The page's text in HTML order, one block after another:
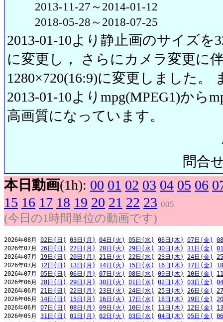
2013-11-27～2014-01-12
2018-05-28～2018-07-25
2013-01-10より静止画のサイズを
に変更し， さらにカメラ変更に
1280×720(16:9)に変更しました。
2013-01-10よりmpg(MPEG1)から
高画質になっています。
問合
本日動画(1h): 00 01 02 03 04 05 06
15 16 17 18 19 20 21 22 23 005
(今日の1時間単位の動画です)
2026年08月 02日(日) 03日(月) 04日(火) 05日(水) 06日(木) 07日(金)
2026年07月 26日(日) 27日(月) 28日(火) 29日(水) 30日(木) 31日(金)
2026年07月 19日(日) 20日(月) 21日(火) 22日(水) 23日(木) 24日(金)
2026年07月 12日(日) 13日(月) 14日(火) 15日(水) 16日(木) 17日(金)
2026年07月 05日(日) 06日(月) 07日(火) 08日(水) 09日(木) 10日(金)
2026年06月 28日(日) 29日(月) 30日(火) 01日(水) 02日(木) 03日(金)
2026年06月 21日(日) 22日(月) 23日(火) 24日(水) 25日(木) 26日(金)
2026年06月 14日(日) 15日(月) 16日(火) 17日(水) 18日(木) 19日(金)
2026年06月 07日(日) 08日(月) 09日(火) 10日(水) 11日(木) 12日(金)
2026年05月 31日(日) 01日(月) 02日(火) 03日(水) 04日(木) 05日(金)